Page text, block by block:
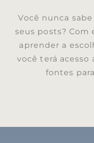
Você nunca
seus posts? Com
aprender a
você terá acesso
fontes